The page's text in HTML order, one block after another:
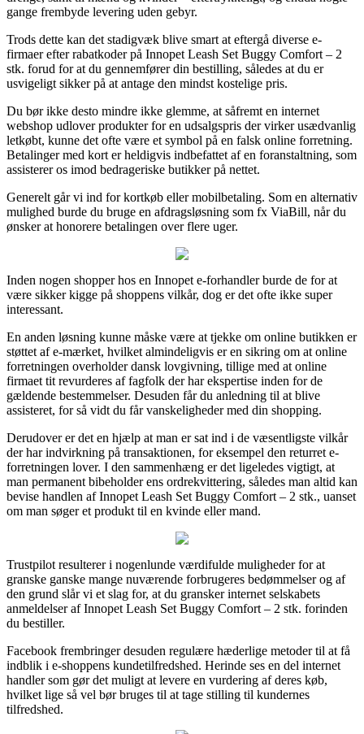
gange frembyde levering uden gebyr.
Trods dette kan det stadigvæk blive smart at eftergå diverse e-
firmaer efter rabatkoder på Innopet Leash Set Buggy Comfort – 2
stk. forud for at du gennemfører din bestilling, således at du er
usvigeligt sikker på at antage den mindst kostelige pris.
Du bør ikke desto mindre ikke glemme, at såfremt en internet
webshop udlover produkter for en udsalgspris der virker usædvanlig
letkøbt, kunne det ofte være et symbol på en falsk online forretning.
Betalinger med kort er heldigvis indbefattet af en foranstaltning, som
assisterer os imod bedrageriske butikker på nettet.
Generelt går vi ind for kortkøb eller mobilbetaling. Som en alternativ
mulighed burde du bruge en afdragsløsning som fx ViaBill, når du
ønsker at honorere betalingen over flere uger.
Inden nogen shopper hos en Innopet e-forhandler burde de for at
være sikker kigge på shoppens vilkår, dog er det ofte ikke super
interessant.
En anden løsning kunne måske være at tjekke om online butikken er
støttet af e-mærket, hvilket almindeligvis er en sikring om at online
forretningen overholder dansk lovgivning, tillige med at online
firmaet tit revurderes af fagfolk der har ekspertise inden for de
gældende bestemmelser. Desuden får du anledning til at blive
assisteret, for så vidt du får vanskeligheder med din shopping.
Derudover er det en hjælp at man er sat ind i de væsentligste vilkår
der har indvirkning på transaktionen, for eksempel den returret e-
forretningen lover. I den sammenhæng er det ligeledes vigtigt, at
man permanent bibeholder ens ordrekvittering, således man altid kan
bevise handlen af Innopet Leash Set Buggy Comfort – 2 stk., uanset
om man søger et produkt til en kvinde eller mand.
Trustpilot resulterer i nogenlunde værdifulde muligheder for at
granske ganske mange nuværende forbrugeres bedømmelser og af
den grund slår vi et slag for, at du gransker internet selskabets
anmeldelser af Innopet Leash Set Buggy Comfort – 2 stk. forinden
du bestiller.
Facebook frembringer desuden regulære hæderlige metoder til at få
indblik i e-shoppens kundetilfredshed. Herinde ses en del internet
handler som gør det muligt at levere en vurdering af deres køb,
hvilket lige så vel bør bruges til at tage stilling til kundernes
tilfredshed.